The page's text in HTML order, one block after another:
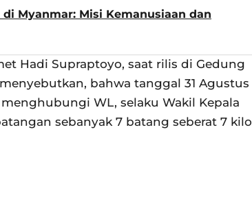
di Myanmar: Misi Kemanusiaan dan
Hadi Supraptoyo, saat rilis di Gedung
bahwa tanggal 31 Agustus
menghubungi WL, selaku Wakil Kepala
sebanyak 7 batang seberat 7 kilo